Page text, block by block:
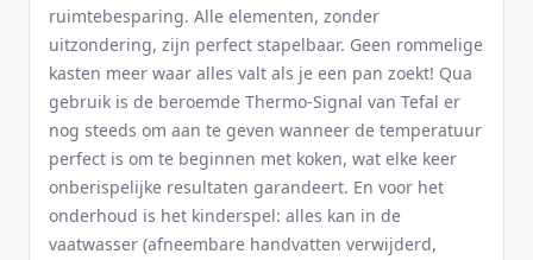
ruimtebesparing. Alle elementen, zonder
uitzondering, zijn perfect stapelbaar. Geen rommelige
kasten meer waar alles valt als je een pan zoekt! Qua
gebruik is de beroemde Thermo-Signal van Tefal er
nog steeds om aan te geven wanneer de temperatuur
perfect is om te beginnen met koken, wat elke keer
onberispelijke resultaten garandeert. En voor het
onderhoud is het kinderspel: alles kan in de
vaatwasser (afneembare handvatten verwijderd,